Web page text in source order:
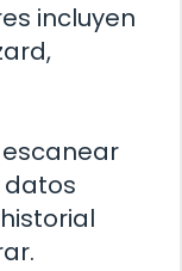
incluyen
datos